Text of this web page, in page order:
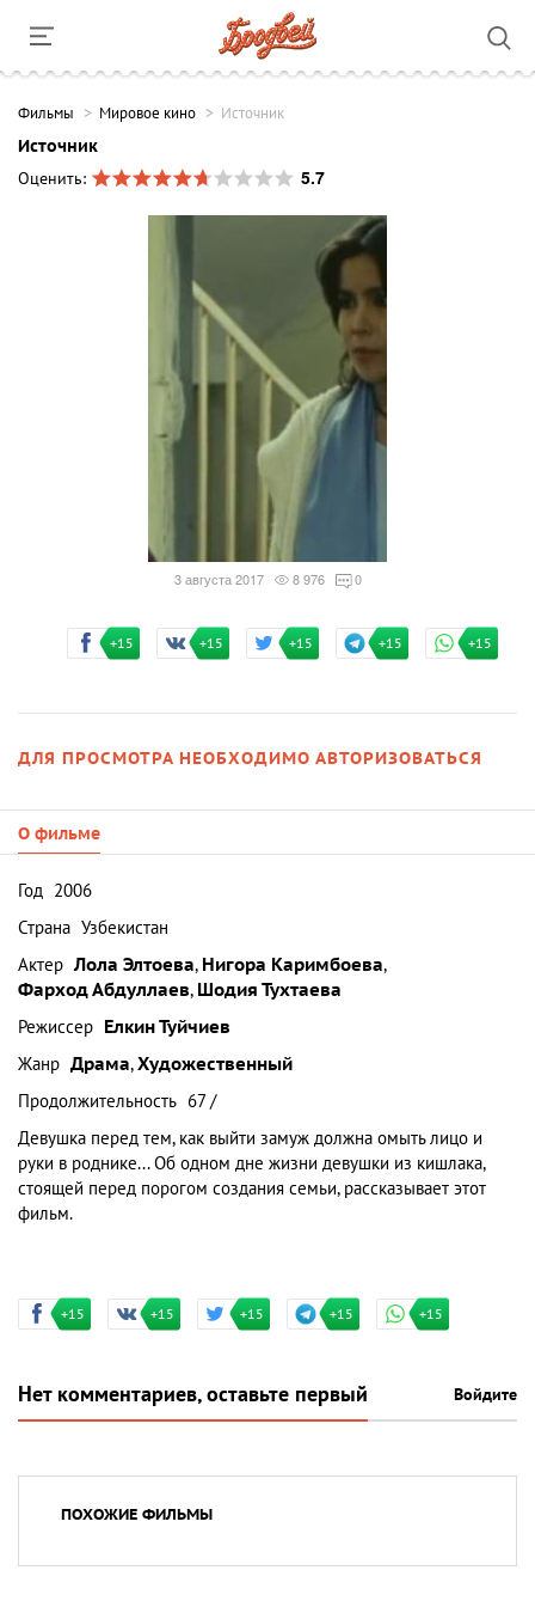
Фильмы Мировое кино Источник
Источник
Оценить:
5.7
3 августа 2017 8 976 0
+15 +15 +15 +15 +15
ДЛЯ ПРОСМОТРА НЕОБХОДИМО АВТОРИЗОВАТЬСЯ
О фильме
Год 2006
Страна Узбекистан
Актер Лола Элтоева, Нигора Каримбоева,
Фарход Абдуллаев, Шодия Тухтаева
Режиссер Елкин Туйчиев
Жанр Драма,Художественный
Продолжительность 67 /
Девушка перед тем, как выйти замуж должна омыть лицо и
руки в роднике... Об одном дне жизни девушки из кишлака,
стоящей перед порогом создания семьи, рассказывает этот
фильм.
+15 +15 +15 +15 +15
Нет комментариев, оставьте первый Войдите
ПОХОЖИЕ ФИЛЬМЫ